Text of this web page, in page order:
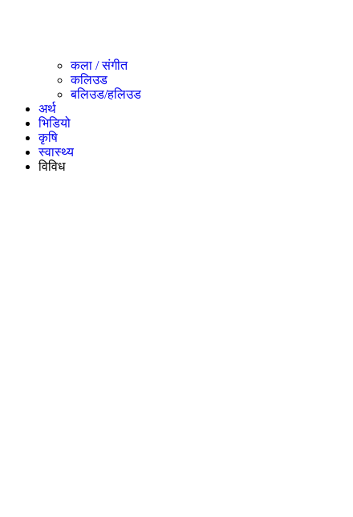
कला / संगीत​
कलिउड
बलिउड/हलिउड
अर्थ
भिडियो
कृषि
स्वास्थ्य
विविध